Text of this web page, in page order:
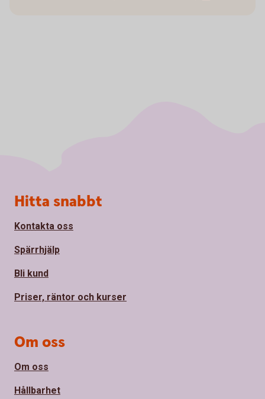
Sidfot
Hitta snabbt
Kontakta oss
Spärrhjälp
Bli kund
Priser, räntor och kurser
Om oss
Om oss
Hållbarhet